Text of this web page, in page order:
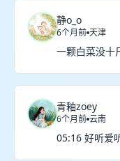
静o_o
6个月前 天津
一颗白菜没十
青釉zoey
6个月前 云南
05:16 好听爱